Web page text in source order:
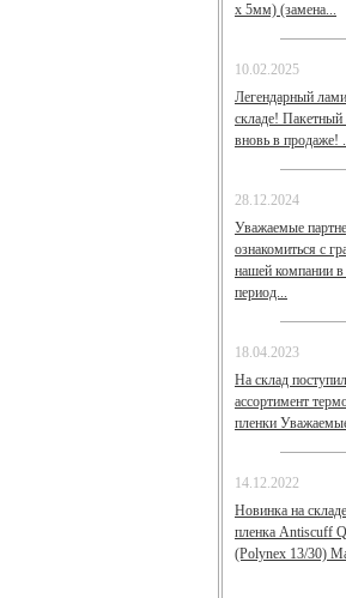
х 5мм) (замена...
10.02.2025
Легендарный
складе!
вновь в продаже!
28.12.2024
Уважаемые
ознакомиться с
нашей компании
период...
18.04.2023
На склад
ассортимент
пленки
14.12.2022
Новинка на
пленка Antiscuff
(Polynex 13/30)